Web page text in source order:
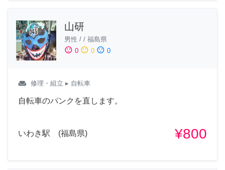
山研
男性 / / 福島県
sentiment_satisfied 0 sentiment_neutral 0 sentiment_dissatisfied 0
weekend 修理・組立 ▸ 自転車
自転車のパンクを直します。
いわき駅 (福島県) ¥800